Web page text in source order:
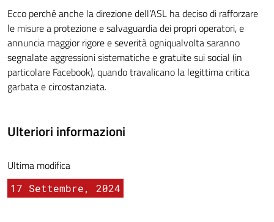
Ecco perché anche la direzione dell’ASL ha deciso di rafforzare
le misure a protezione e salvaguardia dei propri operatori, e
annuncia maggior rigore e severità ogniqualvolta saranno
segnalate aggressioni sistematiche e gratuite sui social (in
particolare Facebook), quando travalicano la legittima critica
garbata e circostanziata.
Ulteriori informazioni
Ultima modifica
17 Settembre, 2024